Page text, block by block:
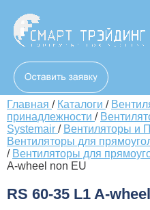
Главная / Каталоги /
принадлежности /
Systemair / Вентиляторы и
Вентиляторы для
/ Вентиляторы для
A-wheel non EU
RS 60-35 L1 A-